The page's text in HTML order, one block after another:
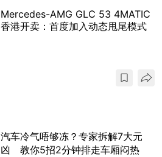
Mercedes-AMG GLC 53 4MATIC
香港开卖：首度加入动态甩尾模式
汽车冷气唔够冻？专家拆解7大元
凶 教你5招2分钟排走车厢闷热